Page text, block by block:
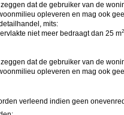
dat de gebruiker van de
opleveren en mag ook
mits:
niet meer bedraagt dan 25 m2
dat de gebruiker van de
opleveren en mag ook
verleend indien geen